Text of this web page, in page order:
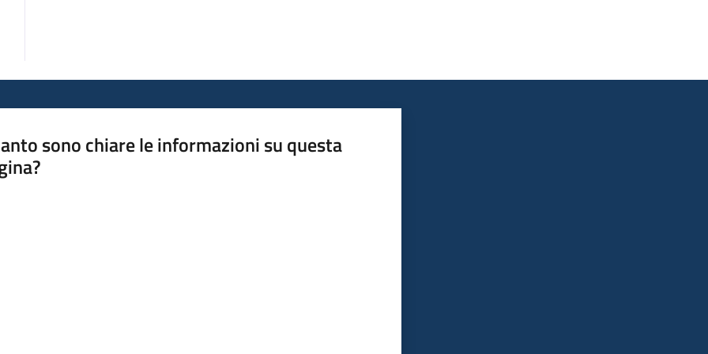
sono chiare le informazioni su questa